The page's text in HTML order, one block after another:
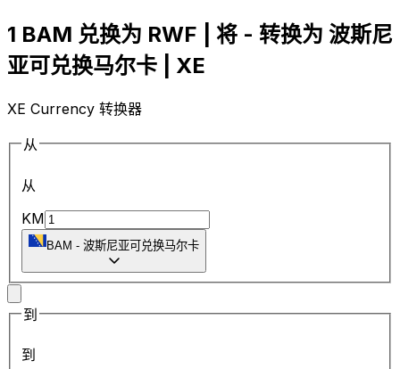
1 BAM 兑换为 RWF | 将 - 转换为 波斯尼
亚可兑换马尔卡 | XE
XE Currency 转换器
从
从
KM
BAM - 波斯尼亚可兑换马尔卡
到
到